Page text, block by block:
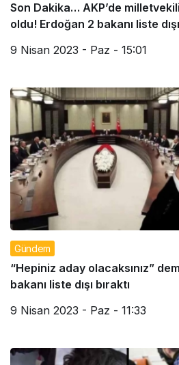
Son Dakika… AKP’de
oldu! Erdoğan 2 bakanı liste
9 Nisan 2023 - Paz - 15:01
Gündem
“Hepiniz aday olacaksınız”
bakanı liste dışı bıraktı
9 Nisan 2023 - Paz - 11:33